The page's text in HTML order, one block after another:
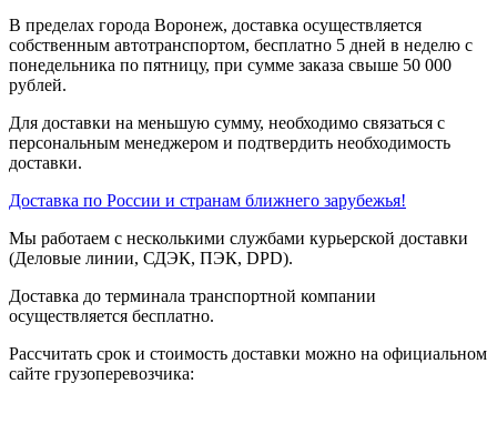
В пределах города Воронеж, доставка осуществляется
собственным автотранспортом, бесплатно 5 дней в неделю с
понедельника по пятницу, при сумме заказа свыше 50 000
рублей.
Для доставки на меньшую сумму, необходимо связаться с
персональным менеджером и подтвердить необходимость
доставки.
Доставка по России и странам ближнего зарубежья!
Мы работаем с несколькими службами курьерской доставки
(Деловые линии, СДЭК, ПЭК, DPD).
Доставка до терминала транспортной компании
осуществляется бесплатно.
Рассчитать срок и стоимость доставки можно на официальном
сайте грузоперевозчика: